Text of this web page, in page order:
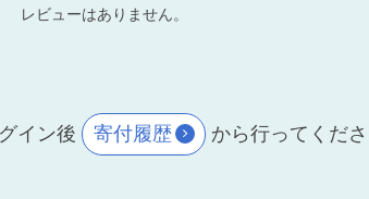
レビューはありません。
イン後 寄付履歴 から行ってくださ